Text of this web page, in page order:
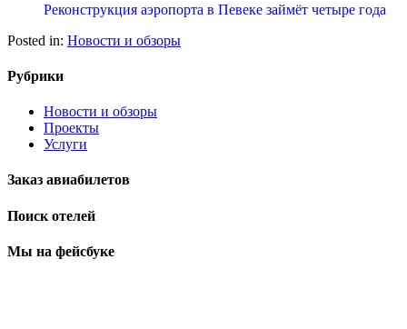
Реконструкция аэропорта в Певеке займёт четыре года
Posted in: Новости и обзоры
Рубрики
Новости и обзоры
Проекты
Услуги
Заказ авиабилетов
Поиск отелей
Мы на фейсбуке